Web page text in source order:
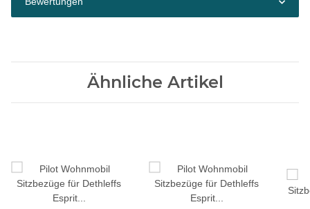
Ähnliche Artikel